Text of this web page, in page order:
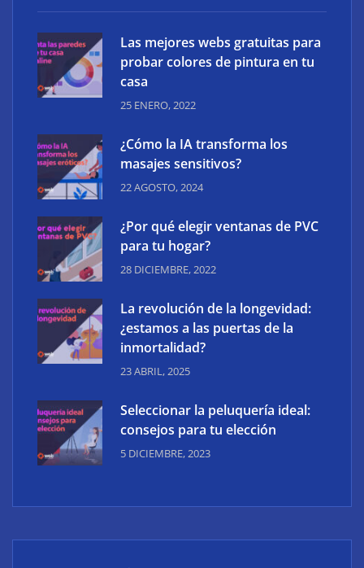
Las mejores webs gratuitas para
probar colores de pintura en tu
casa
25 ENERO, 2022
¿Cómo la IA transforma los
masajes sensitivos?
22 AGOSTO, 2024
¿Por qué elegir ventanas de PVC
para tu hogar?
28 DICIEMBRE, 2022
La revolución de la longevidad:
¿estamos a las puertas de la
inmortalidad?
23 ABRIL, 2025
Seleccionar la peluquería ideal:
consejos para tu elección
5 DICIEMBRE, 2023